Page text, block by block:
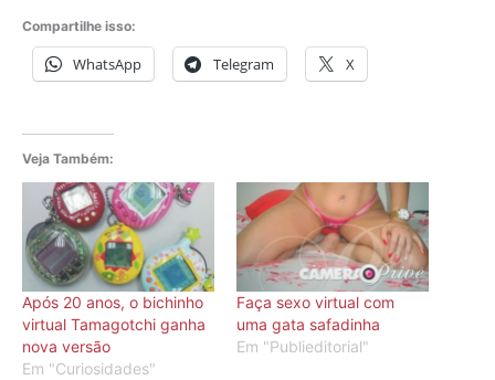
Compartilhe isso:
WhatsApp Telegram X
Veja Também:
Após 20 anos, o bichinho
virtual Tamagotchi ganha
nova versão
Em "Curiosidades"
Faça sexo virtual com
uma gata safadinha
Em "Publieditorial"